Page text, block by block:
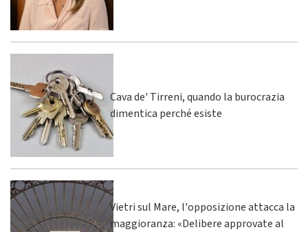
Cava de' Tirreni, quando la burocrazia
dimentica perché esiste
Vietri sul Mare, l'opposizione attacca la
maggioranza: «Delibere approvate al